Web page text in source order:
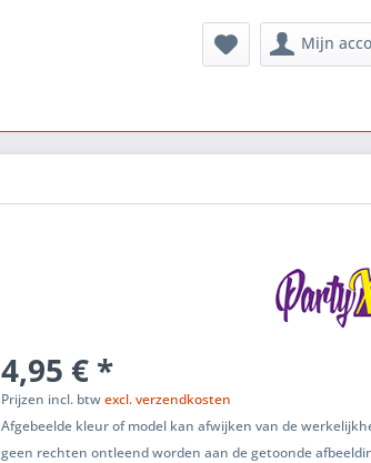
Mijn
4,95 € *
Prijzen incl. btwexcl. verzendkosten
Afgebeelde kleur of model kan afwijken van de
geen rechten ontleend worden aan de getoonde